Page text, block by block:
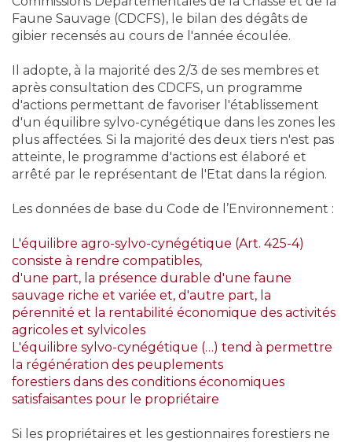
Faune Sauvage (CDCFS), le bilan des dégâts de
gibier recensés au cours de l'année écoulée.
Il adopte, à la majorité des 2/3 de ses membres et
après consultation des CDCFS, un programme
d'actions permettant de favoriser l'établissement
d'un équilibre sylvo-cynégétique dans les zones les
plus affectées. Si la majorité des deux tiers n'est pas
atteinte, le programme d'actions est élaboré et
arrêté par le représentant de l'Etat dans la région.
Les données de base du Code de l’Environnement :
L'équilibre agro-sylvo-cynégétique (Art. 425-4)
consiste à rendre compatibles,
d'une part, la présence durable d'une faune
sauvage riche et variée et, d'autre part, la
pérennité et la rentabilité économique des activités
agricoles et sylvicoles
L'équilibre sylvo-cynégétique (…) tend à permettre
la régénération des peuplements
forestiers dans des conditions économiques
satisfaisantes pour le propriétaire
Si les propriétaires et les gestionnaires forestiers ne